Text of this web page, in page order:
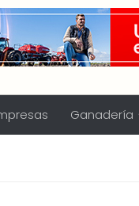
Ganadería